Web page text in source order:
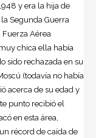
y era la hija de
Segunda Guerra
Aérea
chica ella había
sido rechazada en su
(todavía no había
acerca de su edad y
punto recibió el
en esta área,
récord de caída de